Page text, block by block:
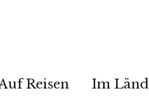
Reisen Im